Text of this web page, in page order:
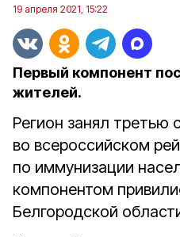
19 апреля 2021, 15:22
Первый компонент
жителей.
Регион занял третью
во всероссийском
по иммунизации
компонентом
Белгородской